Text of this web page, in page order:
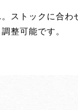
ストックに合わ
調整可能です。